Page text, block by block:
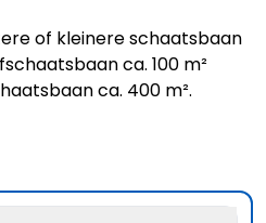
of kleinere schaatsbaan
ca. 100 m²
ca. 400 m².